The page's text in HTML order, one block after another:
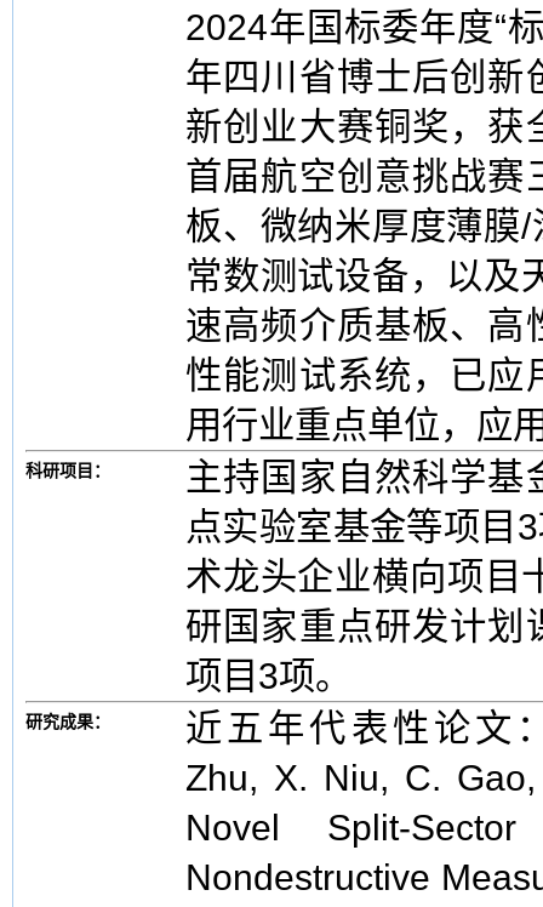
2024年国标委年度“
年四川省博士后创新
新创业大赛铜奖，获
首届航空创意挑战赛
板、微纳米厚度薄膜
常数测试设备，以及
速高频介质基板、高
性能测试系统，已应
用行业重点单位，应
科研项目：
主持国家自然科学基
点实验室基金等项目
术龙头企业横向项目
研国家重点研发计划
项目3项。
研究成果：
近五年代表性论文
Zhu, X. Niu, C.
Novel Split-
Nondestructive